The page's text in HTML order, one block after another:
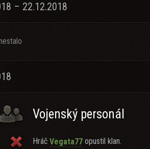
– 22.12.2018
Vojenský personál
Hráč Vegata77 opustil klan.